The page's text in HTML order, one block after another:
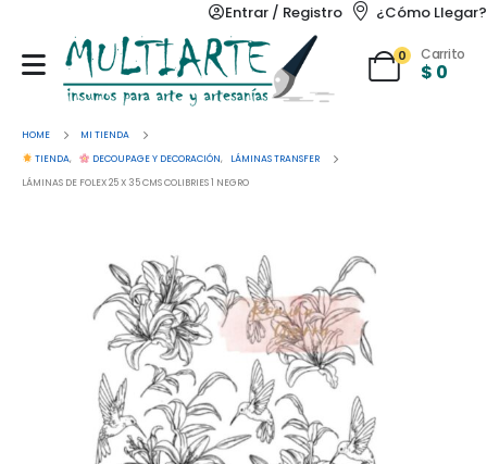
Entrar / Registro ¿Cómo Llegar?
0 Carrito
$ 0
HOME
MI TIENDA
TIENDA, DECOUPAGE Y DECORACIÓN,
LÁMINAS TRANSFER
LÁMINAS DE FOLEX 25 X 35 CMS COLIBRIES 1 NEGRO